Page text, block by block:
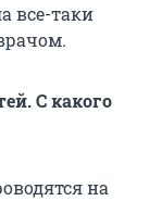
все-таки
С какого
на